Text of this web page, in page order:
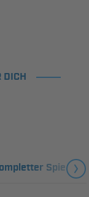
DICH
Spielplan